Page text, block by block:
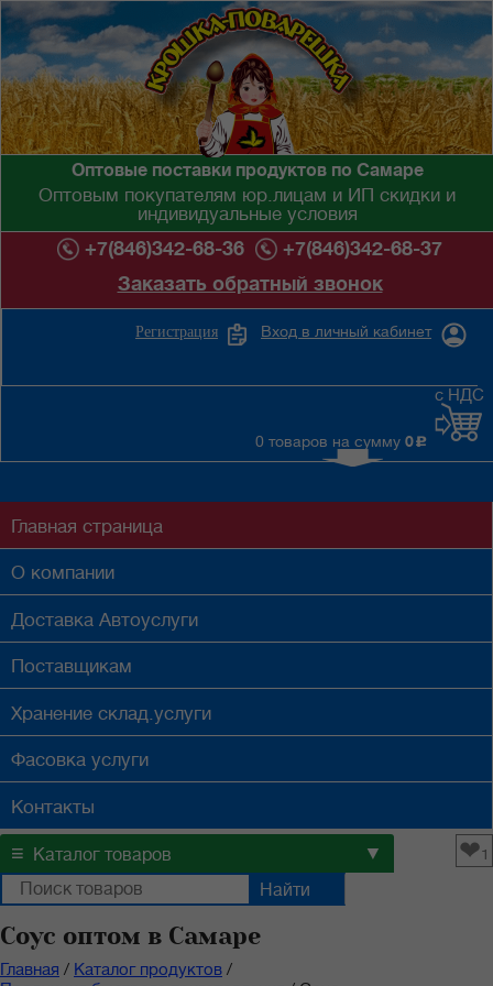
Оптовые поставки продуктов по Самаре
Оптовым покупателям юр.лицам и ИП скидки и
индивидуальные условия
+7(846)342-68-36
+7(846)342-68-37
Заказать обратный звонок
Вход в личный кабинет
Регистрация
0 товаров на сумму 0 c
с НДС
Главная страница
О компании
Доставка Автоуслуги
Поставщикам
Хранение склад.услуги
Фасовка услуги
Контакты
≡ Каталог товаров ▼ ❤1
Соус оптом в Самаре
Главная / Каталог продуктов /